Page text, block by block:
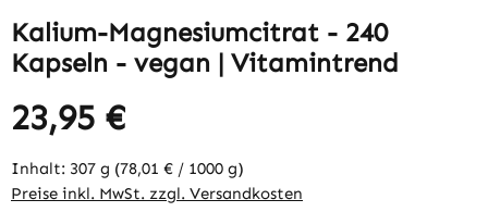
Kalium-Magnesiumcitrat - 240
Kapseln - vegan | Vitamintrend
23,95 €
Inhalt: 307 g (78,01 € / 1000 g)
Preise inkl. MwSt. zzgl. Versandkosten